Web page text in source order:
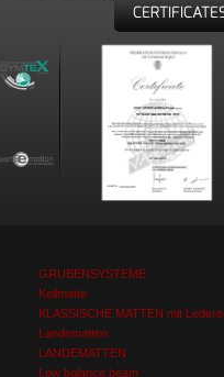
GRUBENSYSTEME
Keilmatte
KLASSISCHE MATTEN mit
Landematten
LANDEMATTEN
Low balance beam